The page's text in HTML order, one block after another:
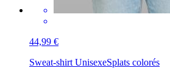
44,99 €
Sweat-shirt UnisexeSplats colorés